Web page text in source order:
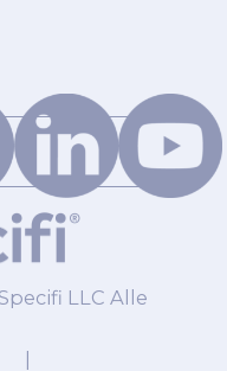
LLC Alle